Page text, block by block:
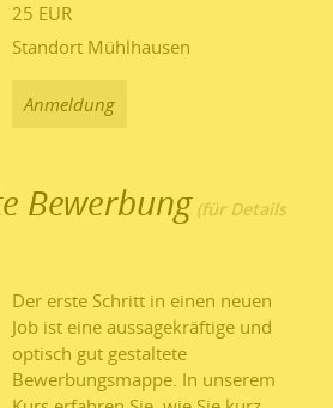
25 EUR
Standort Mühlhausen
Anmeldung
Bewerbung
Der erste Schritt in einen neuen
Job ist eine aussagekräftige und
optisch gut gestaltete
Bewerbungsmappe. In unserem